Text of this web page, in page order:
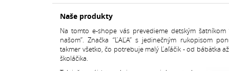
Naše produkty
Na tomto e-shope vás prevedieme detským šatníkom
našom”. Značka “ĽAĽA” s jedinečným rukopisom
takmer všetko, čo potrebuje malý Ľaľáčik - od bábätka
školáčika.